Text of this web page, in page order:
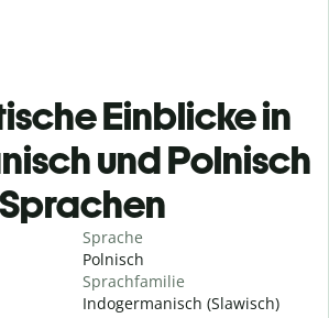
Einblicke in
und Polnisch
Sprachen
Sprache
Polnisch
Sprachfamilie
Indogermanisch (Slawisch)